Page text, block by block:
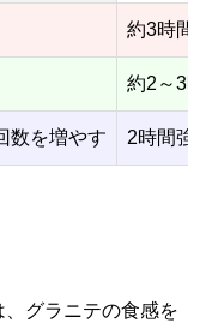
約3時間
約2～3時
数を増やす 2時間強
グラニテの食感を